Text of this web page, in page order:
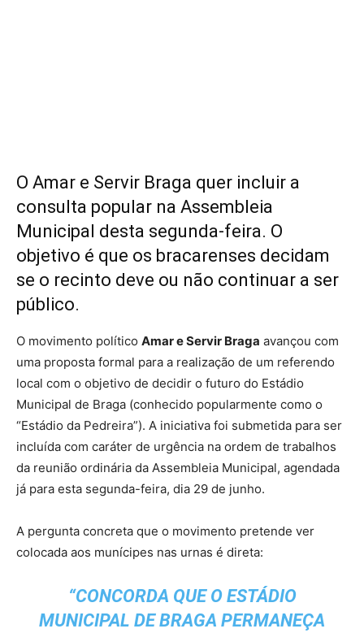
O Amar e Servir Braga quer incluir a
consulta popular na Assembleia
Municipal desta segunda-feira. O
objetivo é que os bracarenses decidam
se o recinto deve ou não continuar a ser
público.
O movimento político Amar e Servir Braga avançou com
uma proposta formal para a realização de um referendo
local com o objetivo de decidir o futuro do Estádio
Municipal de Braga (conhecido popularmente como o
“Estádio da Pedreira”). A iniciativa foi submetida para ser
incluída com caráter de urgência na ordem de trabalhos
da reunião ordinária da Assembleia Municipal, agendada
já para esta segunda-feira, dia 29 de junho.
A pergunta concreta que o movimento pretende ver
colocada aos munícipes nas urnas é direta:
“CONCORDA QUE O ESTÁDIO
MUNICIPAL DE BRAGA PERMANEÇA